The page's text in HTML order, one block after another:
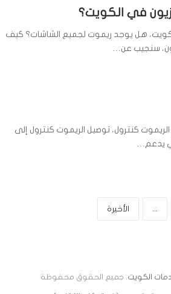
في الكويت؟
هل يوجد ريموت لجميع الشاشات؟ كيف
سنجيب عن…
كنترول، توصيل الريموت كنترول إلى
يدعم…
... الأخيرة
الكويت. جميع الحقوق محفوظة